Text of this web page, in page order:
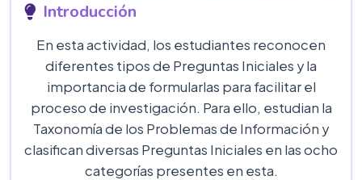
Introducción
En esta actividad, los estudiantes reconocen
diferentes tipos de Preguntas Iniciales y la
importancia de formularlas para facilitar el
proceso de investigación. Para ello, estudian la
Taxonomía de los Problemas de Información y
clasifican diversas Preguntas Iniciales en las ocho
categorías presentes en esta.